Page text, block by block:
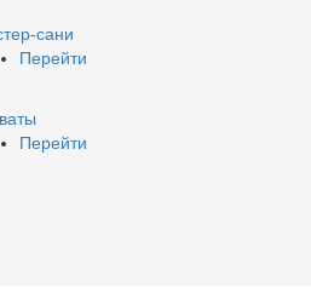
сани
Перейти
Перейти